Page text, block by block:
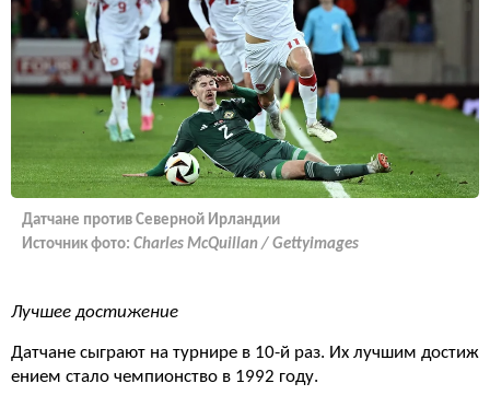
Датчане против Северной Ирландии
Источник фото: Charles McQuillan / Gettyimages
Лучшее достижение
Датчане сыграют на турнире в 10-й раз. Их лучшим достиж
ением стало чемпионство в 1992 году.